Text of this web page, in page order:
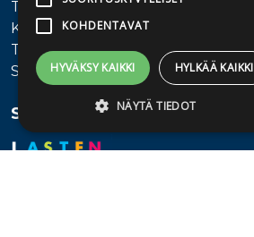
Toimitusehdot
Käyttöohjeet
Tietosuojaseloste
Saavutettavuusseloste
Seuraa meitä
KOHDENTAVAT
HYVÄKSY KAIKKI HYLKÄÄ KAIKKI
NÄYTÄ TIEDOT